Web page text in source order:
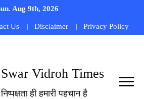
Aug 9th, 2026
Us Disclaimer Privacy Policy
Swar Vidroh Times
निष्पक्षता ही हमारी पहचान है